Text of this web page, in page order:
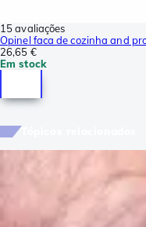
15 avaliações
Opinel faca de cozinha and
26,65 €
Em stock